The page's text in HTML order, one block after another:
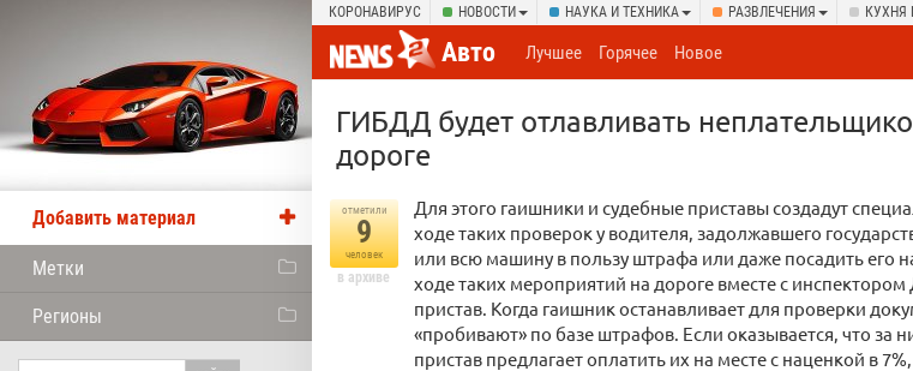
КОРОНАВИРУС НОВОСТИ НАУКА И ТЕХНИКА РАЗВЛЕЧЕНИЯ КУХНЯ
Авто Лучшее Горячее Новое
ГИБДД будет отлавливать
дороге
отметили
9
человек
в архиве
Для этого гаишники и судебные приставы создадут
ходе таких проверок у водителя, задолжавшего
или всю машину в пользу штрафа или даже посадить его
ходе таких мероприятий на дороге вместе с
пристав. Когда гаишник останавливает для проверки
«пробивают» по базе штрафов. Если оказывается, что за
пристав предлагает оплатить их на месте с наценкой в
Добавить материал
Метки
Регионы